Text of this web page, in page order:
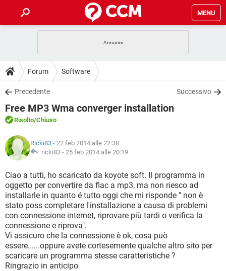
MENU
INTRATTENIMENTO
iOS
INSTAGRAM WHATSAPP
TIKTOK
HARDWARE
GUIDE
COVID-19
iOS
INSTAGRAM
TIKTOK FACEBOOK
DOWNLOAD
COVID-19 GAMING
INTRATTENIMENTO
iOS
INSTAGRAM
TIKTOK FACEBOOK
HARDWARE
FORUM
COVID-19
INTRATTENIMENTO ANDROID
INSTAGRAM WHATSAPP
TIKTOK FACEBOOK
HARDWARE
GLOSSARIO
COVID-19
INTRATTENIMENTO ANDROID
iOS WINDOWS 10
INSTAGRAM WHATSAPP
TIKTOK
HARDWARE
Forum Software
Precedente Successivo
Free MP3 Wma converger installation
Risolto/Chiuso
Ricki83 - 22 feb 2014 alle 22:38
ricki83 - 25 feb 2014 alle 20:19
Ciao a tutti, ho scaricato da koyote soft. Il programma in
oggetto per convertire da flac a mp3, ma non riesco ad
installarle in quanto é tutto oggi che mi risponde " non è
stato poss completare l'installazione a causa di problemi
con connessione internet, riprovare più tardi o verifica la
connessione e riprova".
Vi assicuro che la connessione è ok, cosa può
essere......oppure avete cortesemente qualche altro sito per
scaricare un programma stesse caratteristiche ?
Ringrazio in anticipo